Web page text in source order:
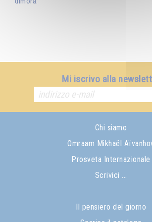
Mi iscrivo alla
Chi siamo
Omraam Mikhaël
Prosveta Internazionale
Scrivici ...
Il pensiero del giorno